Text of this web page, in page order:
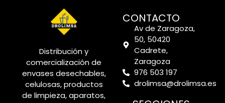
Distribución y
comercialización de
envases desechables,
celulosas, productos
de limpieza, aparatos,
CONTACTO
Av de Zaragoza,
50, 50420
Cadrete,
Zaragoza
976 503 197
drolimsa@drolimsa.es